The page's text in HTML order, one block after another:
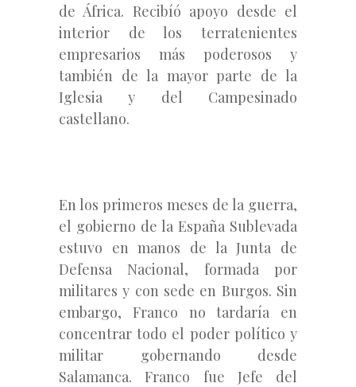
de África. Recibíó apoyo desde el
interior de los terratenientes
empresarios más poderosos y
también de la mayor parte de la
Iglesia y del Campesinado
castellano.
En los primeros meses de la guerra,
el gobierno de la España Sublevada
estuvo en manos de la Junta de
Defensa Nacional, formada por
militares y con sede en Burgos. Sin
embargo, Franco no tardaría en
concentrar todo el poder político y
militar gobernando desde
Salamanca. Franco fue Jefe del